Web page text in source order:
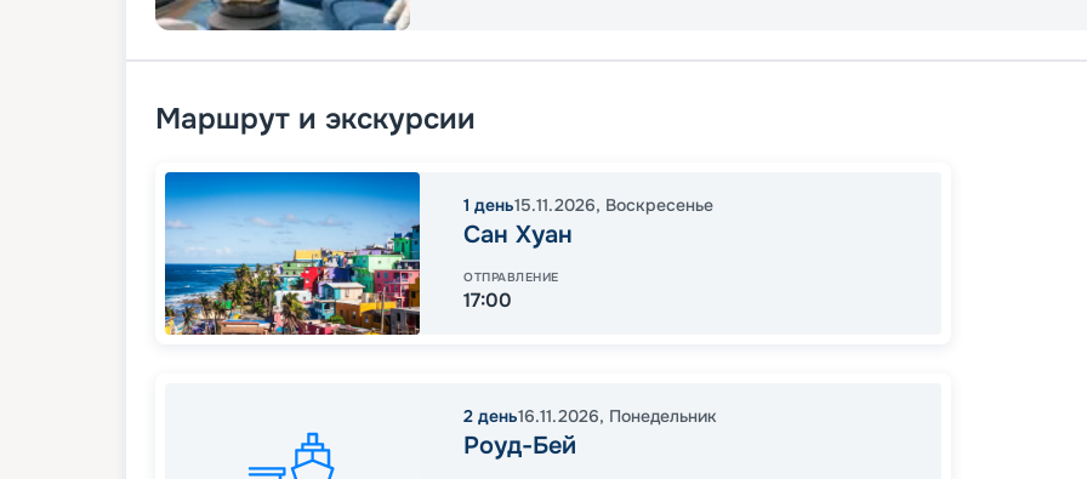
Маршрут и экскурсии
1 день15.11.2026, Воскресенье
Сан Хуан
ОТПРАВЛЕНИЕ
17:00
2 день16.11.2026, Понедельник
Роуд-Бей